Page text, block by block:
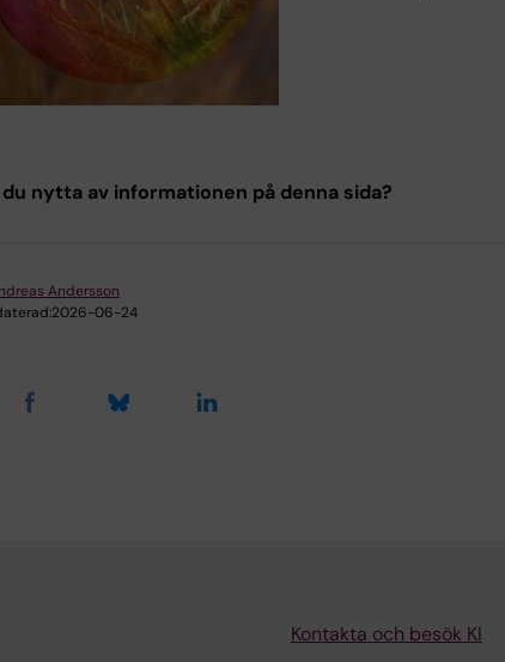
du nytta av informationen på denna sida?
Andersson
2026-06-24
Kontakta och besök KI